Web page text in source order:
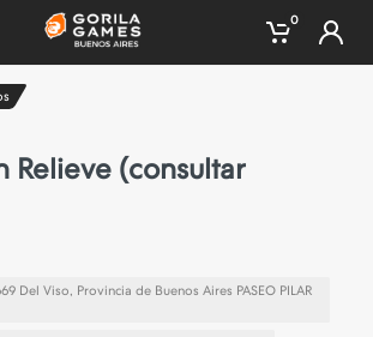
0
Relieve (consultar
Del Viso, Provincia de Buenos Aires PASEO PILAR